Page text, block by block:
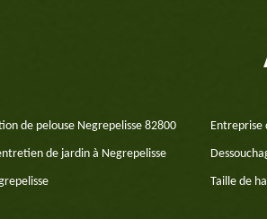
de pelouse Negrepelisse 82800 Entreprise
de jardin à Negrepelisse
Taille de